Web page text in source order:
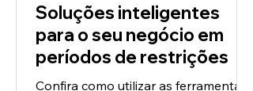
Soluções inteligentes
para o seu negócio em
períodos de restrições
Confira como utilizar as ferramentas